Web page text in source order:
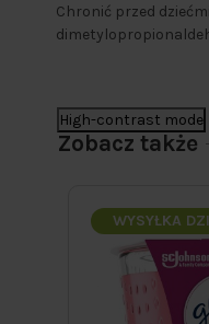
Chronić przed
High-contrast mode
Zobacz także
WYSYŁKA